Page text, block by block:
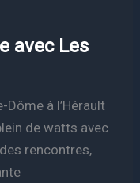
avec Les
Dôme à l’Hérault
de watts avec
rencontres,